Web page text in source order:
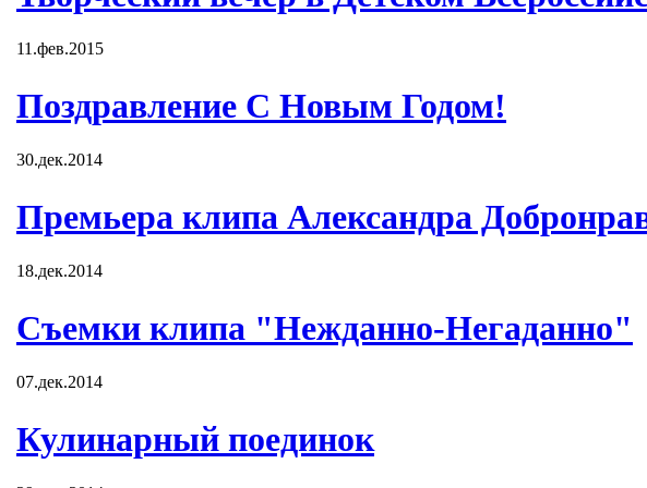
11.фев.2015
Поздравление С Новым Годом!
30.дек.2014
Премьера клипа Александра
18.дек.2014
Съемки клипа "Нежданно-Негаданно"
07.дек.2014
Кулинарный поединок